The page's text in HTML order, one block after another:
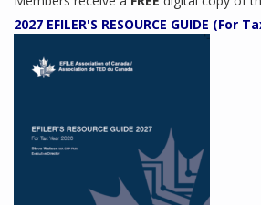
2027 EFILER'S RESOURCE GUIDE (For